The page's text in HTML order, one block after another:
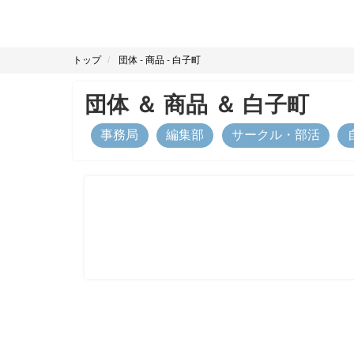
トップ 団体 - 商品 - 白子町
団体＆ 商品 ＆ 白子町
事務局 編集部 サークル・部活